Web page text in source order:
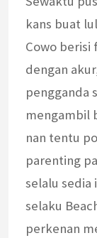
kans buat
Cowo berisi
dengan
pengganda
mengambil
nan tentu
parenting
selalu sedia
selaku
perkenan